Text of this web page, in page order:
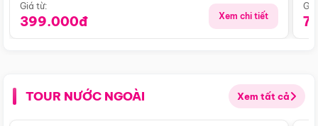
Giá từ:
399.000đ Xem chi tiết
TOUR NƯỚC NGOÀI Xem tất cả
Điểm nổi bật